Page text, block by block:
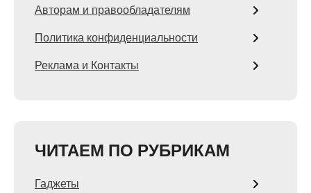
Авторам и правообладателям
Политика конфиденциальности
Реклама и Контакты
ЧИТАЕМ ПО РУБРИКАМ
Гаджеты